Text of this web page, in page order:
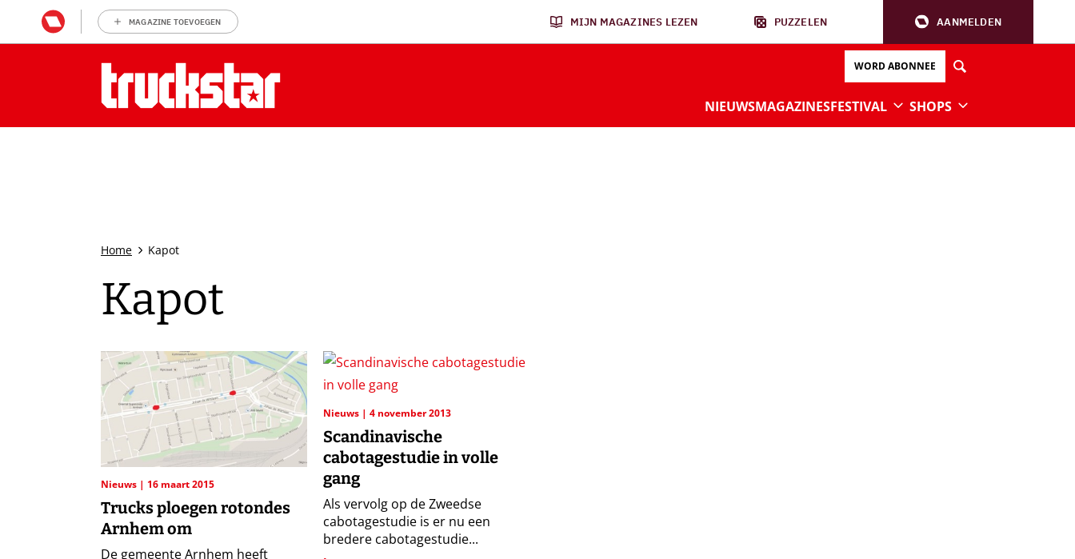
MAGAZINE TOEVOEGEN MIJN MAGAZINES LEZEN PUZZELEN AANMELDEN
WORD ABONNEE
NIEUWSMAGAZINESFESTIVAL SHOPS
Home Kapot
Kapot
Nieuws 16 maart 2015
Trucks ploegen rotondes
Arnhem om
De gemeente Arnhem heeft
Nieuws 4 november 2013
Scandinavische
cabotagestudie in volle
gang
Als vervolg op de Zweedse
cabotagestudie is er nu een
bredere cabotagestudie...